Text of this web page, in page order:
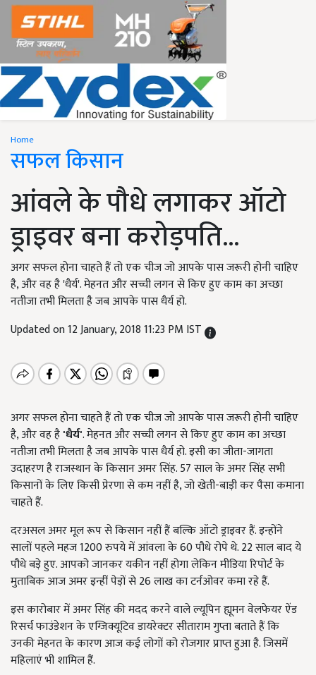
Home
सफल किसान
आंवले के पौधे लगाकर ऑटो
ड्राइवर बना करोड़पति...
अगर सफल होना चाहते हैं तो एक चीज जो आपके पास जरूरी होनी चाहिए
है, और वह है 'धैर्य'. मेहनत और सच्ची लगन से किए हुए काम का अच्छा
नतीजा तभी मिलता है जब आपके पास धैर्य हो.
Updated on 12 January, 2018 11:23 PM IST
अगर सफल होना चाहते हैं तो एक चीज जो आपके पास जरूरी होनी चाहिए
है, और वह है'धैर्य'. मेहनत और सच्ची लगन से किए हुए काम का अच्छा
नतीजा तभी मिलता है जब आपके पास धैर्य हो. इसी का जीता-जागता
उदाहरण है राजस्थान के किसान अमर सिंह. 57 साल के अमर सिंह सभी
किसानों के लिए किसी प्रेरणा से कम नहीं है, जो खेती-बाड़ी कर पैसा कमाना
चाहते हैं.
दरअसल अमर मूल रूप से किसान नहीं हैं बल्कि ऑटो ड्राइवर हैं. इन्होंने
सालों पहले महज 1200 रुपये में आंवला के 60 पौधे रोपे थे. 22 साल बाद ये
पौधे बड़े हुए. आपको जानकर यकीन नहीं होगा लेकिन मीडिया रिपोर्ट के
मुताबिक आज अमर इन्हीं पेड़ों से 26 लाख का टर्नओवर कमा रहे हैं.
इस कारोबार में अमर सिंह की मदद करने वाले ल्यूपिन ह्यूमन वेलफेयर ऐंड
रिसर्च फाउंडेशन के एग्जिक्यूटिव डायरेक्टर सीताराम गुप्ता बताते हैं कि
उनकी मेहनत के कारण आज कई लोगों को रोजगार प्राप्त हुआ है. जिसमें
महिलाएं भी शामिल हैं.